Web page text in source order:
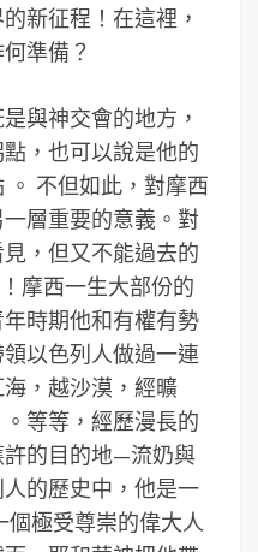
新征程！在這裡，
準備？
與神交會的地方，
，也可以說是他的
。 不但如此，對摩西
層重要的意義。對
，但又不能過去的
摩西一生大部份的
時期他和有權有勢
以色列人做過一連
，越沙漠，經曠
等等，經歷漫長的
的目的地—流奶與
的歷史中，他是一
個極受尊崇的偉大人